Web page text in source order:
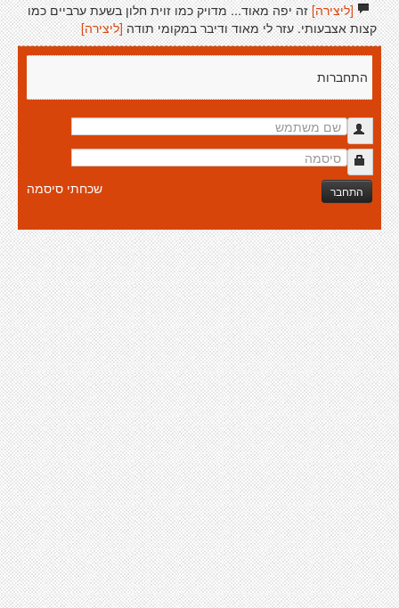
[ליצירה]זה יפה מאוד... מדויק כמו זוית חלון בשעת ערביים כמו
קצות אצבעותי. עזר לי מאוד ודיבר במקומי תודה [ליצירה]
התחברות
התחבר שכחתי סיסמה